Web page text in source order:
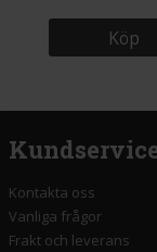
Köp
Kontakta oss
Vanliga frågor
Frakt och leverans